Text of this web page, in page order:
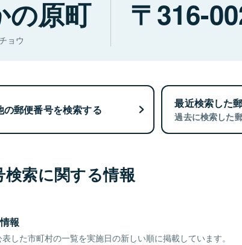
の原町
ョウ
316-
の郵便番号を検索する 最近検索した
過去に検索した
検索に関する情報
報
した市町村の一覧を実施日の新しい順に掲載しています。